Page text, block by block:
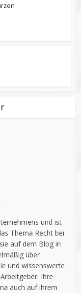
und ist
Thema Recht bei
auf dem Blog in
über
und wissenswerte
Ihre
auch auf ihrem